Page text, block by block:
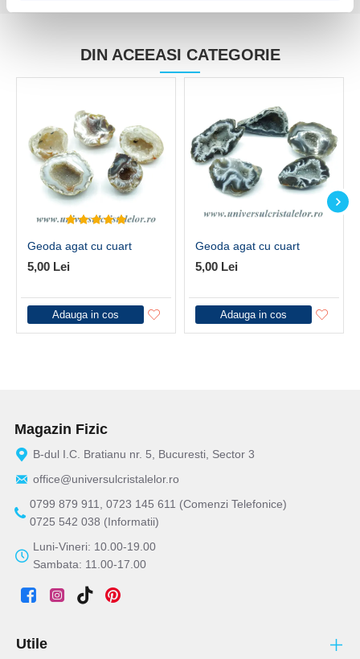
DIN ACEEASI CATEGORIE
Geoda agat cu cuart
5,00 Lei
Adauga in cos
Geoda agat cu cuart
5,00 Lei
Adauga in cos
Magazin Fizic
B-dul I.C. Bratianu nr. 5, Bucuresti, Sector 3
office@universulcristalelor.ro
0799 879 911, 0723 145 611 (Comenzi Telefonice)
0725 542 038 (Informatii)
Luni-Vineri: 10.00-19.00
Sambata: 11.00-17.00
Utile